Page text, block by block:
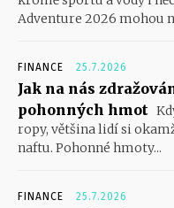
Adventure 2026 mohou
FINANCE 25.7.2026
Jak na nás
pohonných hmot
ropy, většina lidí si
naftu. Pohonné hmoty...
FINANCE 25.7.2026